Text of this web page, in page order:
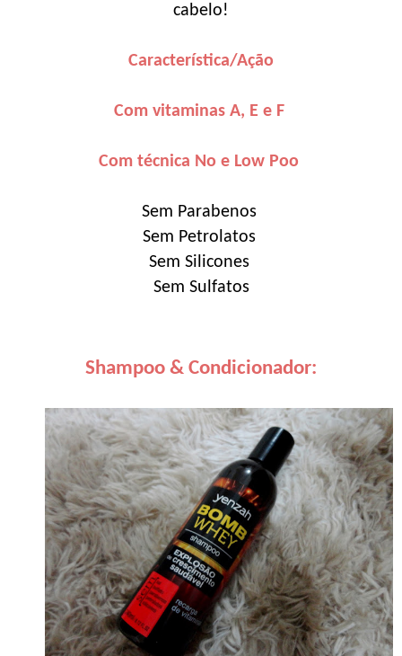
cabelo!
Característica/Ação
Com vitaminas A, E e F
Com técnica No e Low Poo
Sem Parabenos
Sem Petrolatos
Sem Silicones
Sem Sulfatos
Shampoo & Condicionador: